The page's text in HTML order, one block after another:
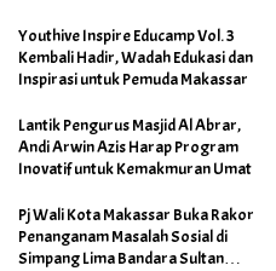
Youthive Inspire Educamp Vol. 3
Kembali Hadir, Wadah Edukasi dan
Inspirasi untuk Pemuda Makassar
Lantik Pengurus Masjid Al Abrar,
Andi Arwin Azis Harap Program
Inovatif untuk Kemakmuran Umat
Pj Wali Kota Makassar Buka Rakor
Penanganam Masalah Sosial di
Simpang Lima Bandara Sultan